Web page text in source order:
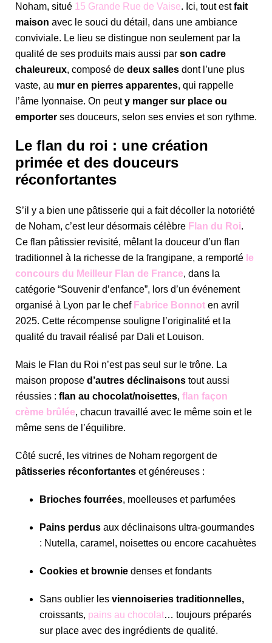
Noham, situé 15 Grande Rue de Vaise. Ici, tout estfait
maison avec le souci du détail, dans une ambiance
conviviale. Le lieu se distingue non seulement par la
qualité de ses produits mais aussi par son cadre
chaleureux, composé de deux salles dont l’une plus
vaste, au mur en pierres apparentes, qui rappelle
l’âme lyonnaise. On peuty manger sur place ou
emporter ses douceurs, selon ses envies et son rythme.
Le flan du roi : une création
primée et des douceurs
réconfortantes
S’il y a bien une pâtisserie qui a fait décoller la notoriété
de Noham, c’est leur désormais célèbre Flan du Roi.
Ce flan pâtissier revisité, mêlant la douceur d’un flan
traditionnel à la richesse de la frangipane, a remporté le
concours du Meilleur Flan de France, dans la
catégorie “Souvenir d’enfance”, lors d’un événement
organisé à Lyon par le chef Fabrice Bonnot en avril
2025. Cette récompense souligne l’originalité et la
qualité du travail réalisé par Dali et Louison.
Mais le Flan du Roi n’est pas seul sur le trône. La
maison propose d’autres déclinaisons tout aussi
réussies : flan au chocolat/noisettes, flan façon
crème brûlée, chacun travaillé avec le même soin et le
même sens de l’équilibre.
Côté sucré, les vitrines de Noham regorgent de
pâtisseries réconfortantes et généreuses :
Brioches fourrées, moelleuses et parfumées
Pains perdus aux déclinaisons ultra-gourmandes
: Nutella, caramel, noisettes ou encore cacahuètes
Cookies et brownie denses et fondants
Sans oublier les viennoiseries traditionnelles,
croissants, pains au chocolat… toujours préparés
sur place avec des ingrédients de qualité.